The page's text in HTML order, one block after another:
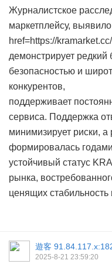
Журналистское
маркетплейсу,
href=https://
демонстрирует
безопасностью и
конкурентов,
поддерживает
сервиса. Поддержка
минимизирует риски, а
формировалась
устойчивый статус
рынка,
ценящих стабильность
遊客
2025-8-21 23:59:20